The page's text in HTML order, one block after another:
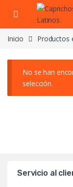
Skip to navigation
Skip to content
Inicio Productos
No se han
selección.
Servicio al